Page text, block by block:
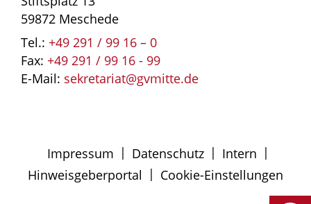
59872 Meschede
Tel.: +49 291 / 99 16 – 0
Fax: +49 291 / 99 16 - 99
E-Mail: sekretariat@gvmitte.de
Impressum | Datenschutz | Intern |
Hinweisgeberportal | Cookie-Einstellungen